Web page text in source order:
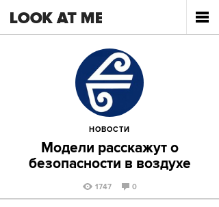
НОВОСТИ
Модели расскажут о
безопасности в воздухе
1747 0